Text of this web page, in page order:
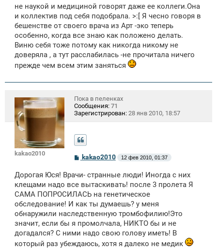
и
не наукой и медициной говорят даже ее коллеги.Она
и коллектив под себя подобрала. >:[ Я чесно говоря в
бешенстве от своего врача из Арт -эко теперь
особенно, когда все знаю как положено делать.
Виню себя тоже потому как никогда никому не
доверяла , а тут расслабилась -не прочитала ничего
прежде чем всем этим заняться
kakao2010
Пока в пеленках
Сообщения: 71
Зарегистрирован: 28 янв 2010, 18:57
С
о
б
щ
н
и
kakao2010 12 фев 2010, 01:37
Дорогая Юся! Врачи- странные люди! Иногда с них
клещами надо все вытаскивать! после 3 пролета Я
САМА ПОПРОСИЛАСЬ на генетическое
обследование! И как ты думаешь? у меня
обнаружили наследственную тромбофилию!Это
значит, если бы я промолчала, НИКТО бы и не
догадался? С ними надо свою голову иметь! В
который раз убеждаюсь, хотя я далеко не медик